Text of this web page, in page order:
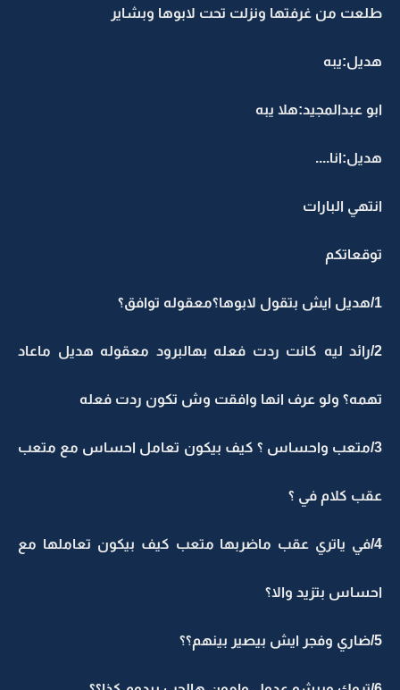
طلعت من غرفتها ونزلت تحت لابوها وبشاير
هديل:يبه
ابو عبدالمجيد:هلا يبه
هديل:انا....
انتهي البارات
توقعاتكم
1/هديل ايش بتقول لابوها؟معقوله توافق؟
2/رائد ليه كانت ردت فعله بهالبرود معقوله هديل ماعاد
تهمه؟ ولو عرف انها وافقت وش تكون ردت فعله
3/متعب واحساس ؟ كيف بيكون تعامل احساس مع متعب
عقب كلام في ؟
4/في ياتري عقب ماضربها متعب كيف بيكون تعاملها مع
احساس بتزيد والا؟
5/ضاري وفجر ايش بيصير بينهم؟؟